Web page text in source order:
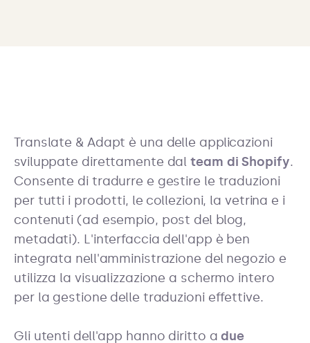
Translate & Adapt è una delle applicazioni
sviluppate direttamente dalteam di Shopify.
Consente di tradurre e gestire le traduzioni
per tutti i prodotti, le collezioni, la vetrina e i
contenuti (ad esempio, post del blog,
metadati). L'interfaccia dell'app è ben
integrata nell'amministrazione del negozio e
utilizza la visualizzazione a schermo intero
per la gestione delle traduzioni effettive.
Gli utenti dell'app hanno diritto adue